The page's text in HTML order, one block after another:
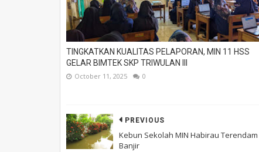
TINGKATKAN KUALITAS PELAPORAN, MIN 11 HSS
GELAR BIMTEK SKP TRIWULAN III
October 11, 2025 0
PREVIOUS
Kebun Sekolah MIN Habirau Terendam
Banjir